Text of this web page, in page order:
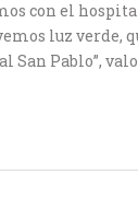
con el
luz verde,
San Pablo”,